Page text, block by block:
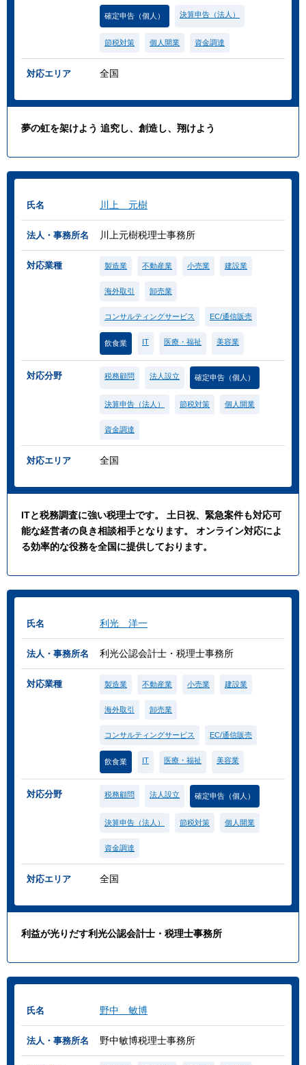
確定申告（個人） 決算申告（法人）
節税対策 個人開業 資金調達
対応エリア 全国
夢の虹を架けよう 追究し、創造し、翔けよう
氏名 川上 元樹
法人・事務所名 川上元樹税理士事務所
対応業種 製造業 不動産業 小売業 建設業
海外取引 卸売業
コンサルティングサービス EC/通信販売
飲食業 IT 医療・福祉 美容業
対応分野 税務顧問 法人設立 確定申告（個人）
決算申告（法人） 節税対策 個人開業
資金調達
対応エリア 全国
ITと税務調査に強い税理士です。 土日祝、緊急案件も対応可
能な経営者の良き相談相手となります。 オンライン対応によ
る効率的な役務を全国に提供しております。
氏名 利光 洋一
法人・事務所名 利光公認会計士・税理士事務所
対応業種 製造業 不動産業 小売業 建設業
海外取引 卸売業
コンサルティングサービス EC/通信販売
飲食業 IT 医療・福祉 美容業
対応分野 税務顧問 法人設立 確定申告（個人）
決算申告（法人） 節税対策 個人開業
資金調達
対応エリア 全国
利益が光りだす利光公認会計士・税理士事務所
氏名 野中 敏博
法人・事務所名 野中敏博税理士事務所